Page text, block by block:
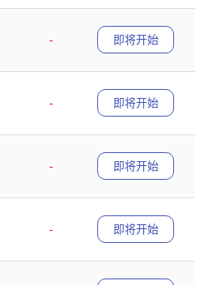
-
即将开始
-
即将开始
-
即将开始
-
即将开始